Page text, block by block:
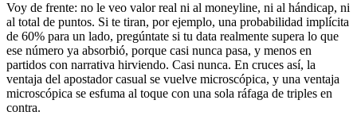
Voy de frente: no le veo valor real ni al moneyline, ni al hándicap, ni
al total de puntos. Si te tiran, por ejemplo, una probabilidad implícita
de 60% para un lado, pregúntate si tu data realmente supera lo que
ese número ya absorbió, porque casi nunca pasa, y menos en
partidos con narrativa hirviendo. Casi nunca. En cruces así, la
ventaja del apostador casual se vuelve microscópica, y una ventaja
microscópica se esfuma al toque con una sola ráfaga de triples en
contra.